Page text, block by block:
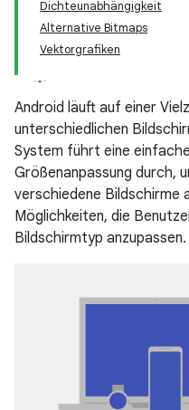
Dichteunabhängigkeit
Alternative Bitmaps
Vektorgrafiken
Android läuft auf einer
unterschiedlichen
System führt eine
Größenanpassung durch,
verschiedene Bildschirme
Möglichkeiten, die
Bildschirmtyp anzupassen.